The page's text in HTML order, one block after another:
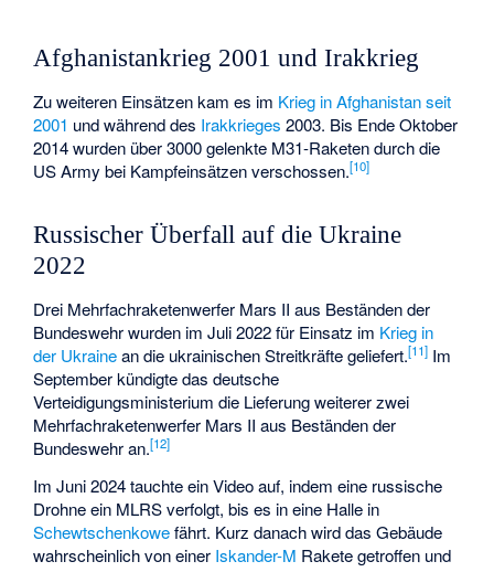
Afghanistankrieg 2001 und Irakkrieg
Zu weiteren Einsätzen kam es im Krieg in Afghanistan seit
2001 und während des Irakkrieges 2003. Bis Ende Oktober
2014 wurden über 3000 gelenkte M31-Raketen durch die
US Army bei Kampfeinsätzen verschossen.[10]
Russischer Überfall auf die Ukraine
2022
Drei Mehrfachraketenwerfer Mars II aus Beständen der
Bundeswehr wurden im Juli 2022 für Einsatz im Krieg in
der Ukrainean die ukrainischen Streitkräfte geliefert.[11] Im
September kündigte das deutsche
Verteidigungsministerium die Lieferung weiterer zwei
Mehrfachraketenwerfer Mars II aus Beständen der
Bundeswehr an.[12]
Im Juni 2024 tauchte ein Video auf, indem eine russische
Drohne ein MLRS verfolgt, bis es in eine Halle in
Schewtschenkowefährt. Kurz danach wird das Gebäude
wahrscheinlich von einer Iskander-M Rakete getroffen und